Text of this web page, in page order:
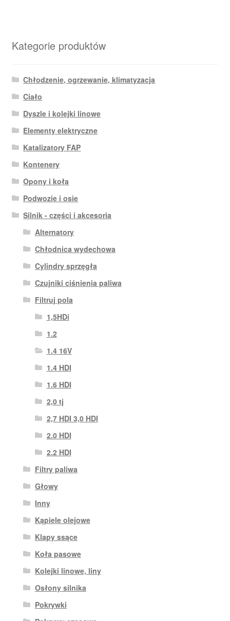
Kategorie produktów
Chłodzenie, ogrzewanie, klimatyzacja
Ciało
Dyszle i kolejki linowe
Elementy elektryczne
Katalizatory FAP
Kontenery
Opony i koła
Podwozie i osie
Silnik - części i akcesoria
Alternatory
Chłodnica wydechowa
Cylindry sprzęgła
Czujniki ciśnienia paliwa
Filtruj pola
1,5HDi
1.2
1.4 16V
1.4 HDI
1.6 HDI
2,0 tj
2,7 HDI 3,0 HDI
2.0 HDI
2.2 HDI
Filtry paliwa
Głowy
Inny
Kąpiele olejowe
Klapy ssące
Koła pasowe
Kolejki linowe, liny
Osłony silnika
Pokrywki